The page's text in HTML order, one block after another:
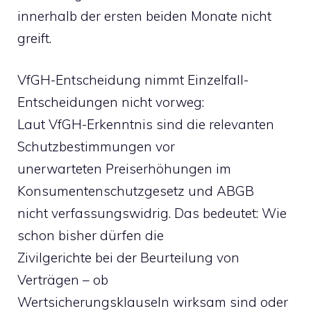
innerhalb der ersten beiden Monate nicht
greift.
VfGH-Entscheidung nimmt Einzelfall-
Entscheidungen nicht vorweg:
Laut VfGH-Erkenntnis sind die relevanten
Schutzbestimmungen vor
unerwarteten Preiserhöhungen im
Konsumentenschutzgesetz und ABGB
nicht verfassungswidrig. Das bedeutet: Wie
schon bisher dürfen die
Zivilgerichte bei der Beurteilung von
Verträgen – ob
Wertsicherungsklauseln wirksam sind oder